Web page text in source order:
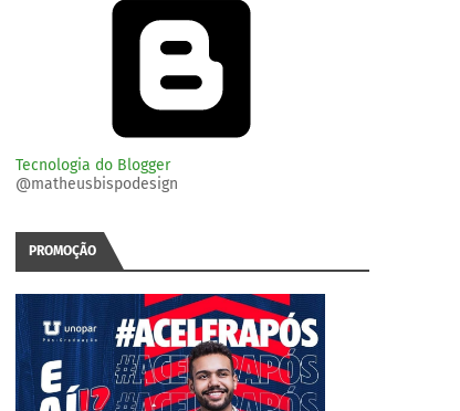
Tecnologia do Blogger
@matheusbispodesign
PROMOÇÃO